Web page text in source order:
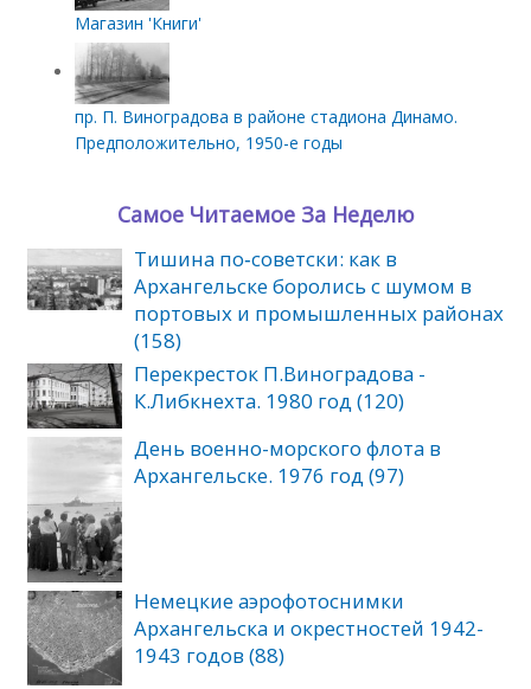
Магазин 'Книги'
пр. П. Виноградова в районе стадиона Динамо.
Предположительно, 1950-е годы
Самое Читаемое За Неделю
Тишина по‑советски: как в
Архангельске боролись с шумом в
портовых и промышленных районах
(158)
Перекресток П.Виноградова -
К.Либкнехта. 1980 год (120)
День военно-морского флота в
Архангельске. 1976 год (97)
Немецкие аэрофотоснимки
Архангельска и окрестностей 1942-
1943 годов (88)